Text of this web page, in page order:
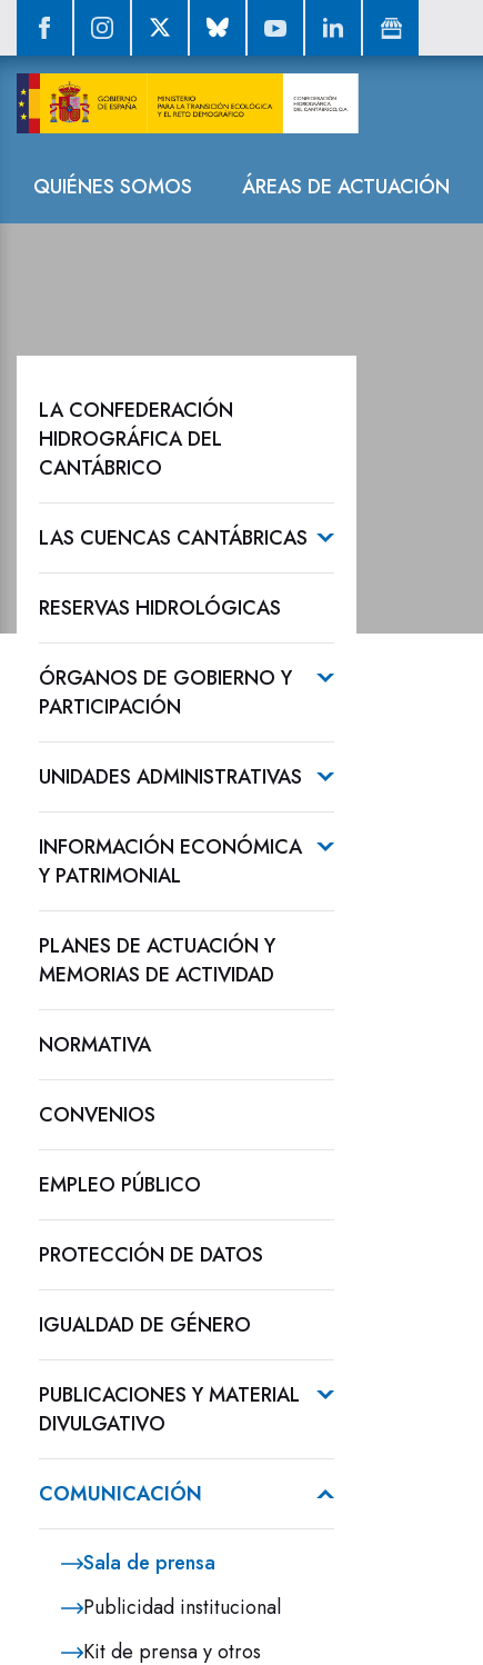
Navegación
QUIÉNES SOMOS ÁREAS DE ACTUACIÓN
Sala de
LA CONFEDERACIÓN
HIDROGRÁFICA DEL
CANTÁBRICO
LAS CUENCAS CANTÁBRICAS
RESERVAS HIDROLÓGICAS
ÓRGANOS DE GOBIERNO Y
PARTICIPACIÓN
UNIDADES ADMINISTRATIVAS
INFORMACIÓN ECONÓMICA
Y PATRIMONIAL
PLANES DE ACTUACIÓN Y
MEMORIAS DE ACTIVIDAD
NORMATIVA
CONVENIOS
EMPLEO PÚBLICO
PROTECCIÓN DE DATOS
IGUALDAD DE GÉNERO
PUBLICACIONES Y MATERIAL
DIVULGATIVO
COMUNICACIÓN
Sala de prensa
Publicidad institucional
Kit de prensa y otros